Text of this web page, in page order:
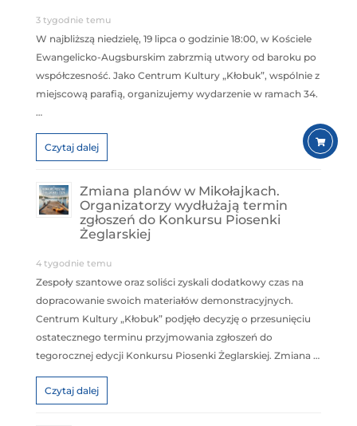
3 tygodnie temu
W najbliższą niedzielę, 19 lipca o godzinie 18:00, w Kościele
Ewangelicko-Augsburskim zabrzmią utwory od baroku po
współczesność. Jako Centrum Kultury „Kłobuk”, wspólnie z
miejscową parafią, organizujemy wydarzenie w ramach 34.
…
Czytaj dalej
Zmiana planów w Mikołajkach.
Organizatorzy wydłużają termin
zgłoszeń do Konkursu Piosenki
Żeglarskiej
4 tygodnie temu
Zespoły szantowe oraz soliści zyskali dodatkowy czas na
dopracowanie swoich materiałów demonstracyjnych.
Centrum Kultury „Kłobuk” podjęło decyzję o przesunięciu
ostatecznego terminu przyjmowania zgłoszeń do
tegorocznej edycji Konkursu Piosenki Żeglarskiej. Zmiana …
Czytaj dalej